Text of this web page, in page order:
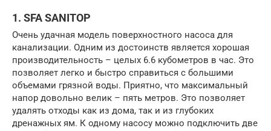
1. SFA SANITOP
Очень удачная модель поверхностного насоса для
канализации. Одним из достоинств является хорошая
производительность – целых 6.6 кубометров в час. Это
позволяет легко и быстро справиться с большими
объемами грязной воды. Приятно, что максимальный
напор довольно велик – пять метров. Это позволяет
удалять отходы как из дома, так и из глубоких
дренажных ям. К одному насосу можно подключить две